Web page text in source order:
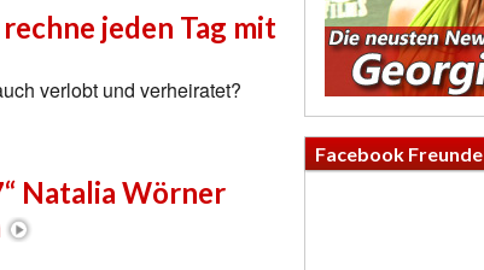
jeden Tag mit
verlobt und verheiratet?
Natalia Wörner
Facebook Freunde